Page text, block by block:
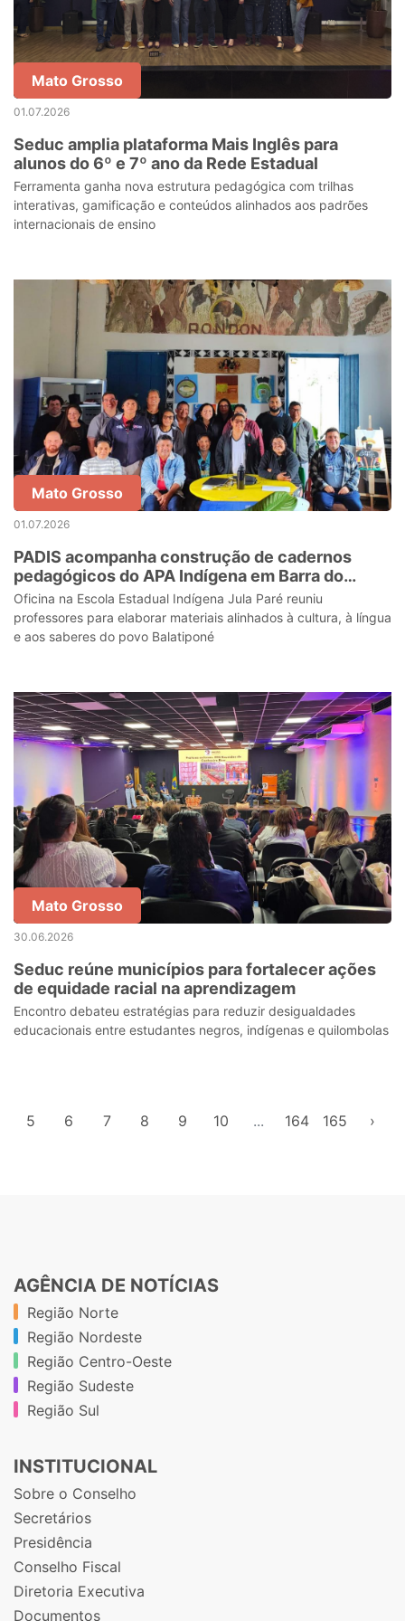
Mato Grosso
01.07.2026
Seduc amplia plataforma Mais Inglês para
alunos do 6º e 7º ano da Rede Estadual
Ferramenta ganha nova estrutura pedagógica com trilhas
interativas, gamificação e conteúdos alinhados aos padrões
internacionais de ensino
Mato Grosso
01.07.2026
PADIS acompanha construção de cadernos
pedagógicos do APA Indígena em Barra do
Bugres
Oficina na Escola Estadual Indígena Jula Paré reuniu
professores para elaborar materiais alinhados à cultura, à língua
e aos saberes do povo Balatiponé
Mato Grosso
30.06.2026
Seduc reúne municípios para fortalecer ações
de equidade racial na aprendizagem
Encontro debateu estratégias para reduzir desigualdades
educacionais entre estudantes negros, indígenas e quilombolas
5 6 7 8 9 10 ... 164 165 ›
AGÊNCIA DE NOTÍCIAS
Região Norte
Região Nordeste
Região Centro-Oeste
Região Sudeste
Região Sul
INSTITUCIONAL
Sobre o Conselho
Secretários
Presidência
Conselho Fiscal
Diretoria Executiva
Documentos